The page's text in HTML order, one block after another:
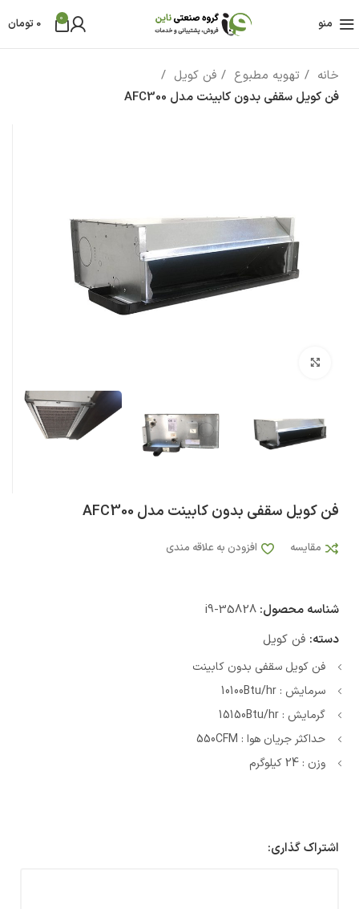
منو 0
0 تومان
خانه تهویه مطبوع
فن کویل
فن کویل سقفی بدون کابینت مدل AFC300
فن کویل سقفی بدون کابینت مدل AFC300
مقایسه افزودن به علاقه مندی
شناسه محصول: i9-35828
دسته: فن کویل
فن کویل سقفی بدون کابینت
سرمایش : 10100Btu/hr
گرمایش : 15150Btu/hr
حداکثر جریان هوا : 550CFM
وزن : 24 کیلوگرم
اشتراک گذاری: